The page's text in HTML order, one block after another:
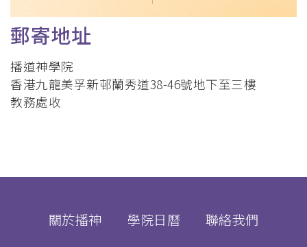
郵寄地址
播道神學院
香港九龍美孚新邨蘭秀道38-46號地下至三樓
教務處收
關於播神 學院日曆 聯絡我們